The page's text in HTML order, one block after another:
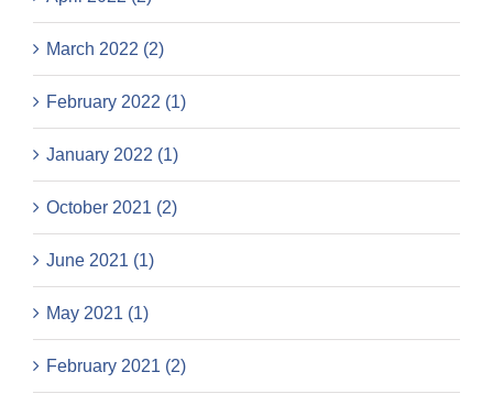
March 2022 (2)
February 2022 (1)
January 2022 (1)
October 2021 (2)
June 2021 (1)
May 2021 (1)
February 2021 (2)